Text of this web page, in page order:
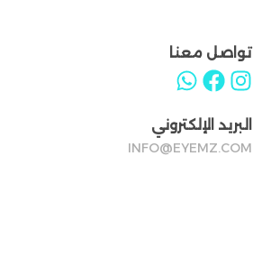
تواصل معنا
البريد الإلكتروني
INFO@EYEMZ.COM